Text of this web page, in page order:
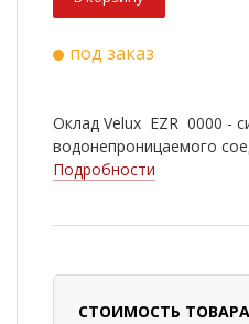
под заказ
Оклад Velux EZR 0000 -
водонепроницаемого
Подробности
СТОИМОСТЬ